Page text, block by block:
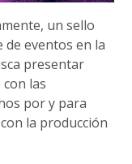
un sello
de eventos en la
presentar
las
por y para
la producción